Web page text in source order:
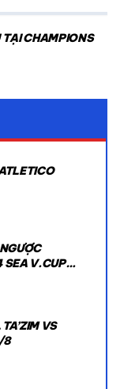
TẠI CHAMPIONS
SEA V.CUP
VS
8